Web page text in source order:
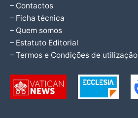
– Contactos
– Ficha técnica
– Quem somos
– Estatuto Editorial
– Termos e Condições de utilização